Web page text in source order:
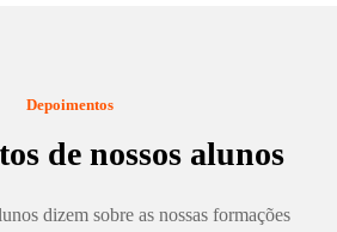
Depoimentos
de nossos alunos
dizem sobre as nossas formações